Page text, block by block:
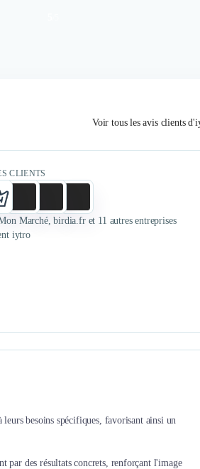
nouveau site et une image de
plus épurée et pro, on a
en confiance en abordant
potentiels.
refonte du
faciliter
gros
Voir tous les avis clients
CLIENTS
Marché, birdia.fr et 11 autres entreprises
iytro
besoins spécifiques, favorisant ainsi un
par des résultats concrets, renforçant l'image